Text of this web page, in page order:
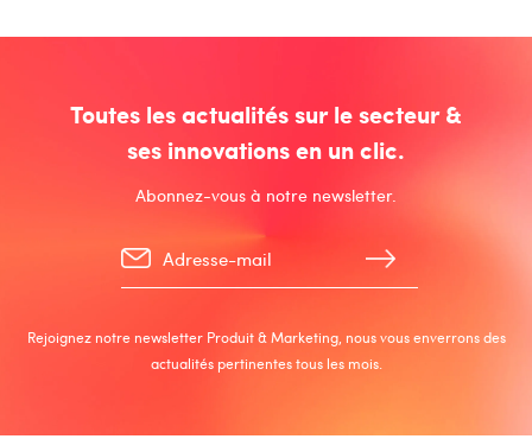
Toutes les actualités sur le secteur &
ses innovations en un clic.
Abonnez-vous à notre newsletter.
Rejoignez notre newsletter Produit & Marketing, nous vous enverrons des
actualités pertinentes tous les mois.